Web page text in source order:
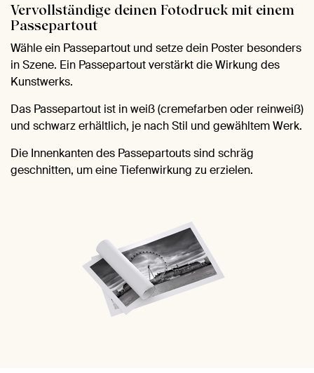
Vervollständige deinen Fotodruck mit einem
Passepartout
Wähle ein Passepartout und setze dein Poster besonders
in Szene. Ein Passepartout verstärkt die Wirkung des
Kunstwerks.
Das Passepartout ist in weiß (cremefarben oder reinweiß)
und schwarz erhältlich, je nach Stil und gewähltem Werk.
Die Innenkanten des Passepartouts sind schräg
geschnitten, um eine Tiefenwirkung zu erzielen.